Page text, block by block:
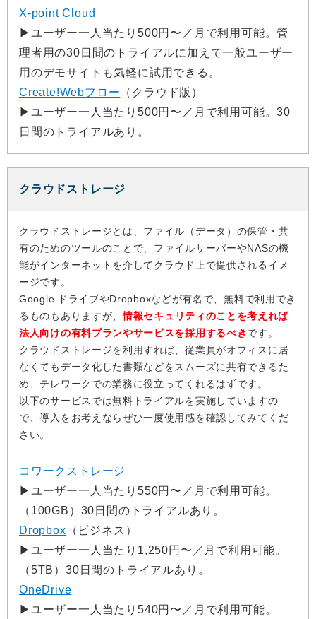
X-point Cloud
▶︎ユーザー一人当たり500円〜／月で利用可能。管
理者用の30日間のトライアルに加えて一般ユーザー
用のデモサイトも気軽に試用できる。
Create!Webフロー （クラウド版）
▶︎ユーザー一人当たり500円〜／月で利用可能。30
日間のトライアルあり。
クラウドストレージ
クラウドストレージとは、ファイル（データ）の保管・共
有のためのツールのことで、ファイルサーバーやNASの機
能がインターネットを介してクラウド上で提供されるイメ
ージです。
Google ドライブやDropboxなどが有名で、無料で利用でき
るものもありますが、情報セキュリティのことを考えれば
法人向けの有料プランやサービスを採用するべきです。
クラウドストレージを利用すれば、従業員がオフィスに居
なくてもデータ化した書類などをスムーズに共有できるた
め、テレワークでの業務に役立ってくれるはずです。
以下のサービスでは無料トライアルを実施していますの
で、導入をお考えならぜひ一度使用感を確認してみてくだ
さい。
コワークストレージ
▶︎ユーザー一人当たり550円〜／月で利用可能。
（100GB）30日間のトライアルあり。
Dropbox （ビジネス）
▶︎ユーザー一人当たり1,250円〜／月で利用可能。
（5TB）30日間のトライアルあり。
OneDrive
▶︎ユーザー一人当たり540円〜／月で利用可能。